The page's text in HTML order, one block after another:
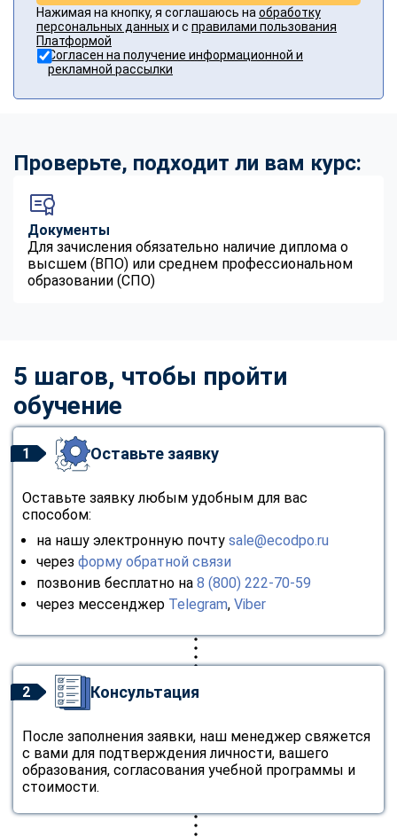
Нажимая на кнопку, я соглашаюсь на обработку
персональных данныхи с правилами пользования
Платформой
Согласен на получение информационной и
рекламной рассылки
Проверьте, подходит ли вам курс:
Документы
Для зачисления обязательно наличие диплома о
высшем (ВПО) или среднем профессиональном
образовании (СПО)
5 шагов, чтобы пройти
обучение
1 Оставьте заявку
Оставьте заявку любым удобным для вас
способом:
на нашу электронную почту sale@ecodpo.ru
через форму обратной связи
позвонив бесплатно на 8 (800) 222-70-59
через мессенджер Telegram, Viber
2 Консультация
После заполнения заявки, наш менеджер свяжется
с вами для подтверждения личности, вашего
образования, согласования учебной программы и
стоимости.